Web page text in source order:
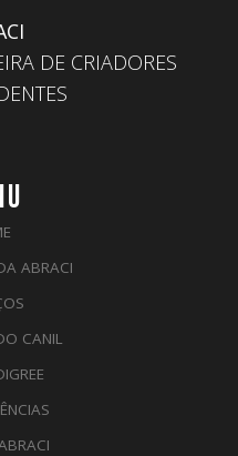
DE CRIADORES
ABRACI
CANIL